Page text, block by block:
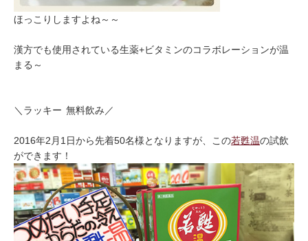
ほっこりしますよね～～
漢方でも使用されている生薬+ビタミンのコラボレーションが温
まる～
＼ラッキー 無料飲み／
2016年2月1日から先着50名様となりますが、この若甦温の試飲
ができます！